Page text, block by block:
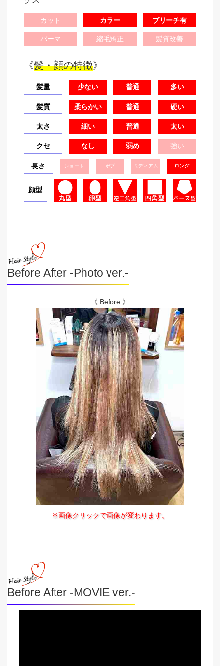
カット カラー ブリーチ有
パーマ 縮毛矯正 髪質改善
《髪・顔の特徴》
髪量 少ない 普通 多い
髪質 柔らかい 普通 硬い
太さ 細い 普通 太い
クセ なし 弱め 強い
長さ ショート ボブ ミディアム ロング
顔型
Before After -Photo ver.-
《 Before 》
※画像クリックで画像が変わります。
Before After -MOVIE ver.-